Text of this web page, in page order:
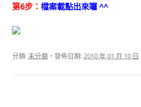
第6步： 檔案載點出來囉 ^^
分類: 未分類 ，發佈日期: 2010 年 01 月 10 日